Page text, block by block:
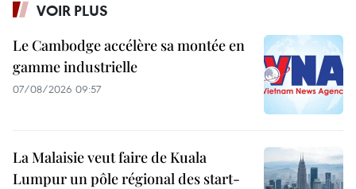
VOIR PLUS
Le Cambodge accélère sa montée en
gamme industrielle
07/08/2026 09:57
La Malaisie veut faire de Kuala
Lumpur un pôle régional des start-